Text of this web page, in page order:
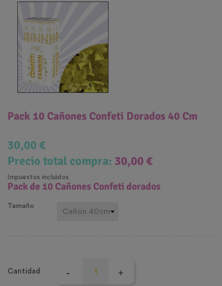
Pack 10 Cañones Confeti Dorados 40 Cm
30,00 €
Precio total compra: 30,00 €
Impuestos incluidos
Pack de 10 Cañones Confeti dorados
Tamaño
Cantidad